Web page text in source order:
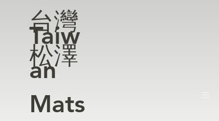
台灣
松澤
Taiw
an
Mats